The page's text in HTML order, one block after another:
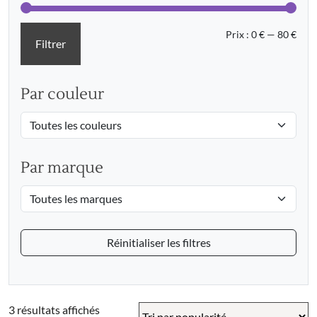
Prix
Prix
Filtrer
Prix : 0 € — 80 €
Par couleur
Par marque
Réinitialiser les filtres
3 résultats affichésTrié